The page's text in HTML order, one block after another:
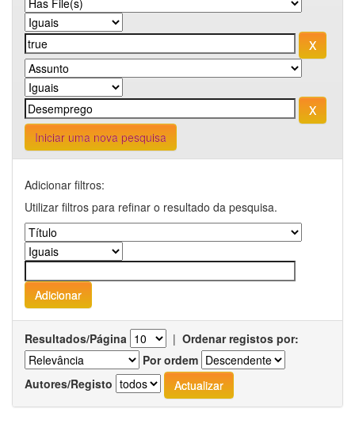
Iniciar uma nova pesquisa
Adicionar filtros:
Utilizar filtros para refinar o resultado da pesquisa.
Resultados/Página | Ordenar registos por:
Por ordem
Autores/Registo